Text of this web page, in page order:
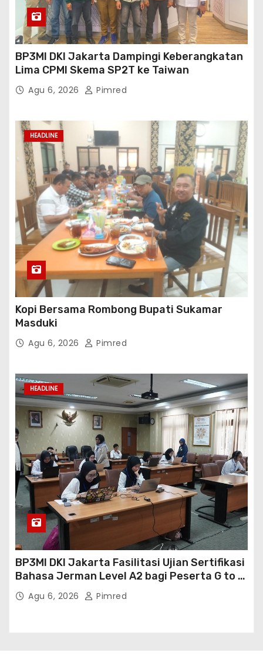
BP3MI DKI Jakarta Dampingi Keberangkatan
Lima CPMI Skema SP2T ke Taiwan
Agu 6, 2026 Pimred
HEADLINE
Kopi Bersama Rombong Bupati Sukamar
Masduki
Agu 6, 2026 Pimred
HEADLINE
BP3MI DKI Jakarta Fasilitasi Ujian Sertifikasi
Bahasa Jerman Level A2 bagi Peserta G to G
Jerman Batch VII
Agu 6, 2026 Pimred